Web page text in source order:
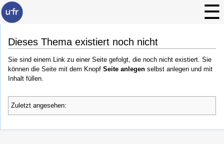
Dieses Thema existiert noch nicht
Sie sind einem Link zu einer Seite gefolgt, die noch nicht existiert. Sie
können die Seite mit dem Knopf Seite anlegen selbst anlegen und mit
Inhalt füllen.
Zuletzt angesehen: